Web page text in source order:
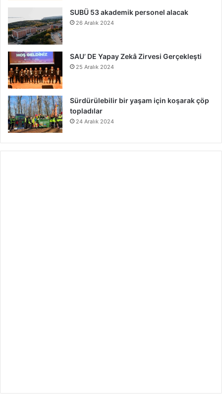
SUBÜ 53 akademik personel alacak
26 Aralık 2024
SAU’ DE Yapay Zekâ Zirvesi Gerçekleşti
25 Aralık 2024
Sürdürülebilir bir yaşam için koşarak çöp
topladılar
24 Aralık 2024